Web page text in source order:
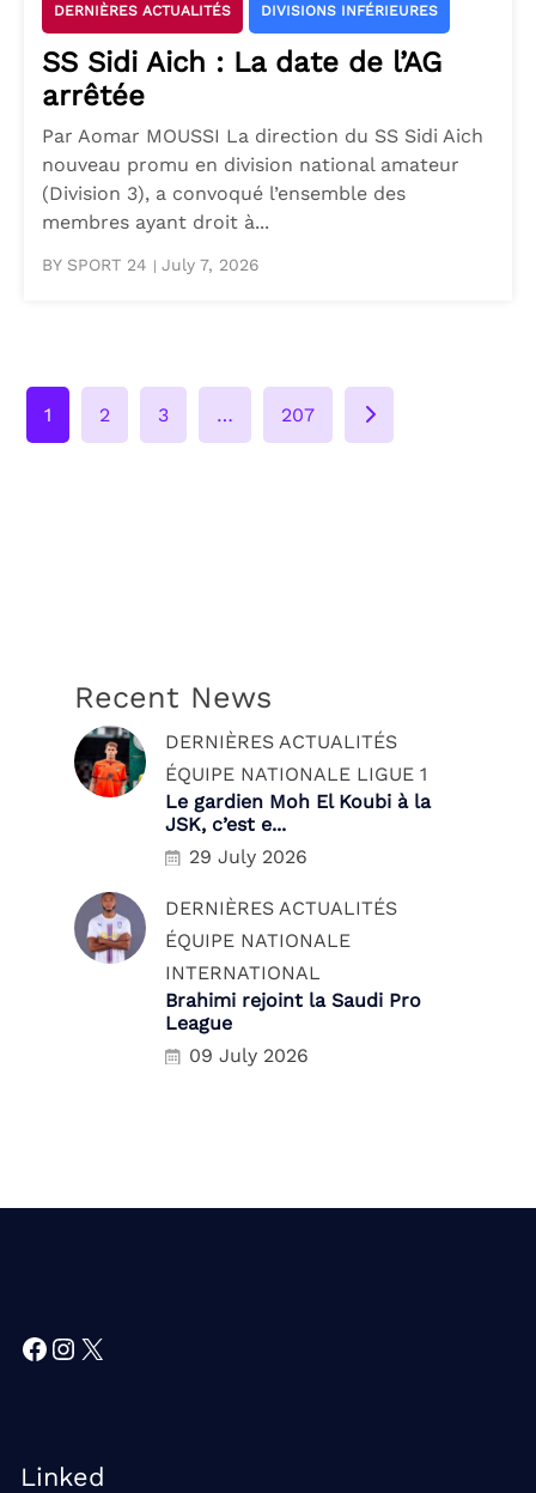
DERNIÈRES ACTUALITÉS DIVISIONS INFÉRIEURES
SS Sidi Aich : La date de l’AG
arrêtée
Par Aomar MOUSSI La direction du SS Sidi Aich
nouveau promu en division national amateur
(Division 3), a convoqué l’ensemble des
membres ayant droit à...
BY SPORT 24 | July 7, 2026
Posts
navigation
1 2 3 … 207
Recent News
DERNIÈRES ACTUALITÉS
ÉQUIPE NATIONALE LIGUE 1
Le gardien Moh El Koubi à la
JSK, c’est e...
29 July 2026
DERNIÈRES ACTUALITÉS
ÉQUIPE NATIONALE
INTERNATIONAL
Brahimi rejoint la Saudi Pro
League
09 July 2026
Facebook
Instagram
X
Linked